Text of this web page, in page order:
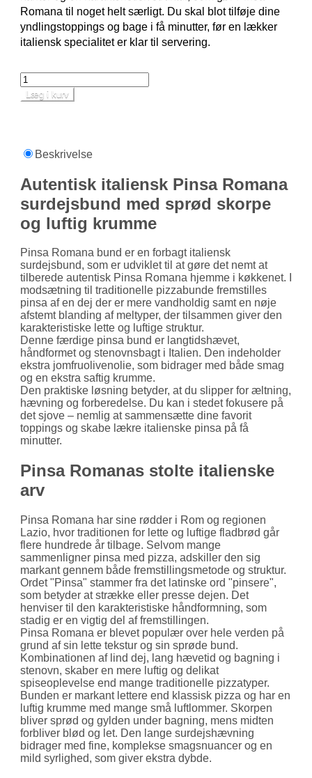
Romana til noget helt særligt. Du skal blot tilføje dine
yndlingstoppings og bage i få minutter, før en lækker
italiensk specialitet er klar til servering.
Læg i kurv
Beskrivelse
Autentisk italiensk Pinsa Romana
surdejsbund med sprød skorpe
og luftig krumme
Pinsa Romana bund er en forbagt italiensk
surdejsbund, som er udviklet til at gøre det nemt at
tilberede autentisk Pinsa Romana hjemme i køkkenet. I
modsætning til traditionelle pizzabunde fremstilles
pinsa af en dej der er mere vandholdig samt en nøje
afstemt blanding af meltyper, der tilsammen giver den
karakteristiske lette og luftige struktur.
Denne færdige pinsa bund er langtidshævet,
håndformet og stenovnsbagt i Italien. Den indeholder
ekstra jomfruolivenolie, som bidrager med både smag
og en ekstra saftig krumme.
Den praktiske løsning betyder, at du slipper for æltning,
hævning og forberedelse. Du kan i stedet fokusere på
det sjove – nemlig at sammensætte dine favorit
toppings og skabe lækre italienske pinsa på få
minutter.
Pinsa Romanas stolte italienske
arv
Pinsa Romana har sine rødder i Rom og regionen
Lazio, hvor traditionen for lette og luftige fladbrød går
flere hundrede år tilbage. Selvom mange
sammenligner pinsa med pizza, adskiller den sig
markant gennem både fremstillingsmetode og struktur.
Ordet "Pinsa" stammer fra det latinske ord "pinsere",
som betyder at strække eller presse dejen. Det
henviser til den karakteristiske håndformning, som
stadig er en vigtig del af fremstillingen.
Pinsa Romana er blevet populær over hele verden på
grund af sin lette tekstur og sin sprøde bund.
Kombinationen af lind dej, lang hævetid og bagning i
stenovn, skaber en mere luftig og delikat
spiseoplevelse end mange traditionelle pizzatyper.
Bunden er markant lettere end klassisk pizza og har en
luftig krumme med mange små luftlommer. Skorpen
bliver sprød og gylden under bagning, mens midten
forbliver blød og let. Den lange surdejshævning
bidrager med fine, komplekse smagsnuancer og en
mild syrlighed, som giver ekstra dybde.